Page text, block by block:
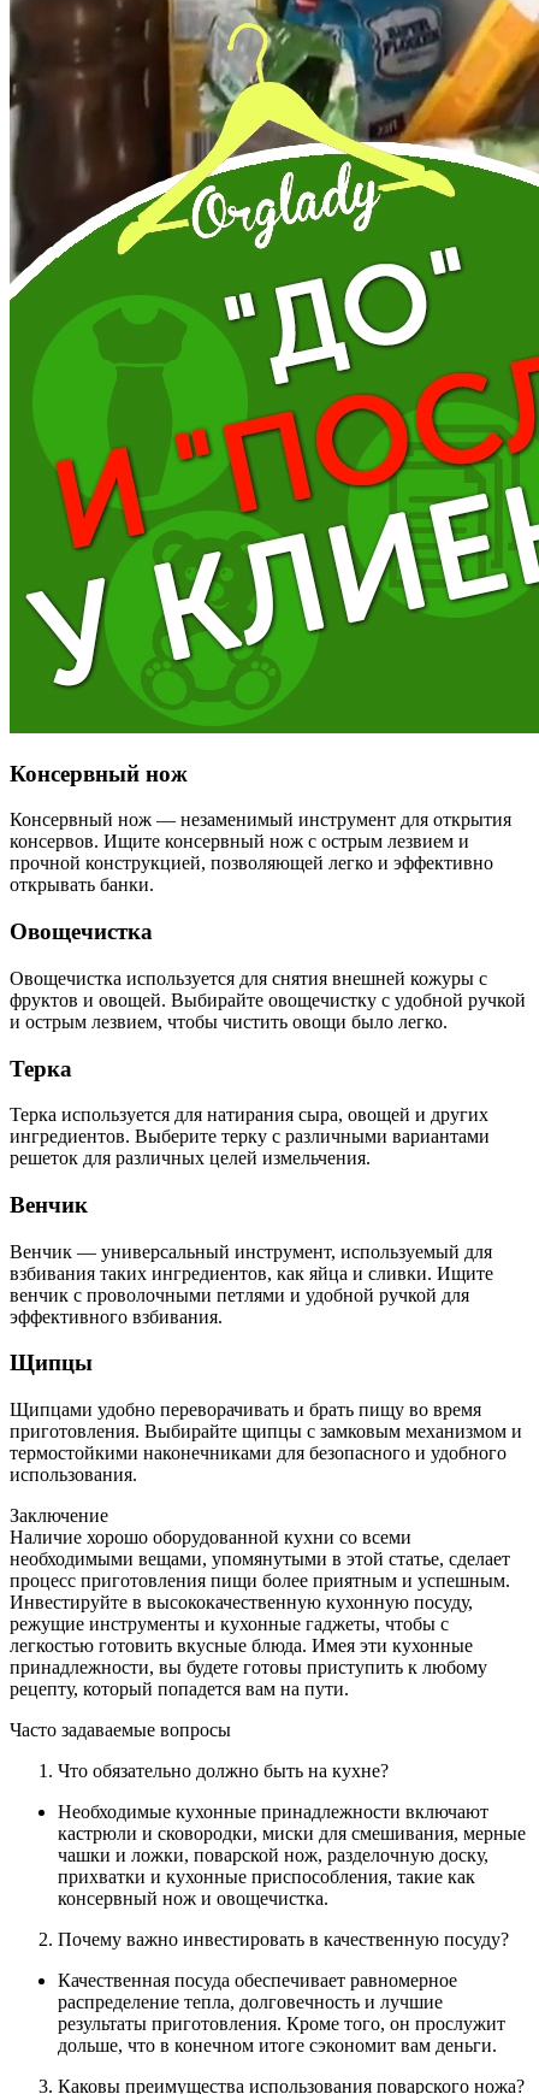
Консервный нож
Консервный нож — незаменимый инструмент для открытия
консервов. Ищите консервный нож с острым лезвием и
прочной конструкцией, позволяющей легко и эффективно
открывать банки.
Овощечистка
Овощечистка используется для снятия внешней кожуры с
фруктов и овощей. Выбирайте овощечистку с удобной ручкой
и острым лезвием, чтобы чистить овощи было легко.
Терка
Терка используется для натирания сыра, овощей и других
ингредиентов. Выберите терку с различными вариантами
решеток для различных целей измельчения.
Венчик
Венчик — универсальный инструмент, используемый для
взбивания таких ингредиентов, как яйца и сливки. Ищите
венчик с проволочными петлями и удобной ручкой для
эффективного взбивания.
Щипцы
Щипцами удобно переворачивать и брать пищу во время
приготовления. Выбирайте щипцы с замковым механизмом и
термостойкими наконечниками для безопасного и удобного
использования.
Заключение
Наличие хорошо оборудованной кухни со всеми
необходимыми вещами, упомянутыми в этой статье, сделает
процесс приготовления пищи более приятным и успешным.
Инвестируйте в высококачественную кухонную посуду,
режущие инструменты и кухонные гаджеты, чтобы с
легкостью готовить вкусные блюда. Имея эти кухонные
принадлежности, вы будете готовы приступить к любому
рецепту, который попадется вам на пути.
Часто задаваемые вопросы
Что обязательно должно быть на кухне?
Необходимые кухонные принадлежности включают
кастрюли и сковородки, миски для смешивания, мерные
чашки и ложки, поварской нож, разделочную доску,
прихватки и кухонные приспособления, такие как
консервный нож и овощечистка.
Почему важно инвестировать в качественную посуду?
Качественная посуда обеспечивает равномерное
распределение тепла, долговечность и лучшие
результаты приготовления. Кроме того, он прослужит
дольше, что в конечном итоге сэкономит вам деньги.
Каковы преимущества использования поварского ножа?